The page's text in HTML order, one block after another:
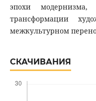
эпохи модернизма,
трансформации
межкультурном
СКАЧИВАНИЯ